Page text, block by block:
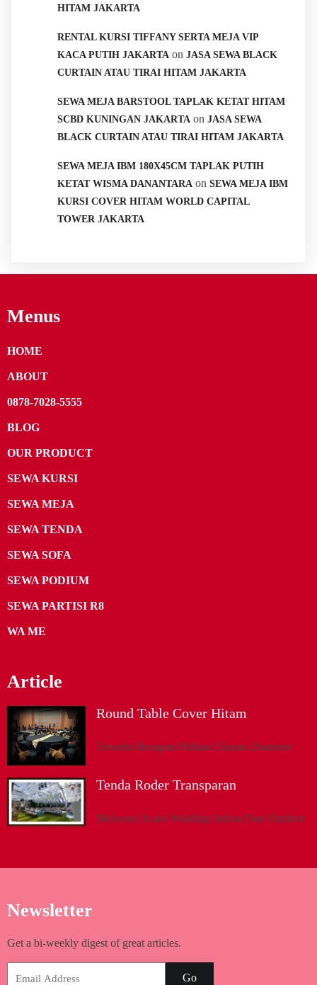
HITAM JAKARTA
RENTAL KURSI TIFFANY SERTA MEJA VIP
KACA PUTIH JAKARTA on JASA SEWA BLACK
CURTAIN ATAU TIRAI HITAM JAKARTA
SEWA MEJA BARSTOOL TAPLAK KETAT HITAM
SCBD KUNINGAN JAKARTA on JASA SEWA
BLACK CURTAIN ATAU TIRAI HITAM JAKARTA
SEWA MEJA IBM 180X45CM TAPLAK PUTIH
KETAT WISMA DANANTARA on SEWA MEJA IBM
KURSI COVER HITAM WORLD CAPITAL
TOWER JAKARTA
Menus
HOME
ABOUT
0878-7028-5555
BLOG
OUR PRODUCT
SEWA KURSI
SEWA MEJA
SEWA TENDA
SEWA SOFA
SEWA PODIUM
SEWA PARTISI R8
WA ME
Article
Round Table Cover Hitam
Tersedia Beragam Pilihan Ukuran Diameter
Tenda Roder Transparan
Melayani Acara Wedding Indoor Dan Outdoor
Newsletter
Get a bi-weekly digest of great articles.
Go